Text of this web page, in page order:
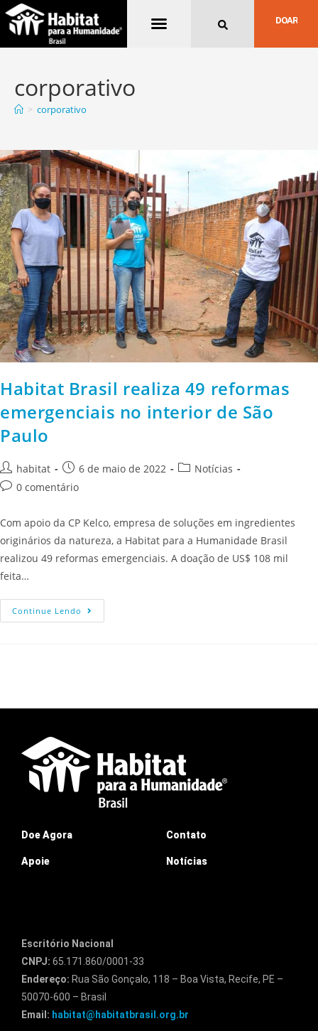
DOAR
corporativo
> corporativo
Habitat Brasil realiza 49 reformas
emergenciais no interior de São
Paulo
habitat 6 de maio de 2022
Notícias
0 comentário
Com apoio da CP Kelco, empresa de soluções em ingredientes
originários da natureza, a Habitat para a Humanidade Brasil
realizou 49 reformas emergenciais. A doação de US$ 108 mil
feita…
Continue Lendo
Doe Agora
Apoie
Contato
Notícias
Escritório Nacional
CNPJ: 65.171.860/0001-33
Endereço: Rua São Gonçalo, 118 – Boa Vista, Recife, PE –
50070-600 – Brasil
Email: habitat@habitatbrasil.org.br